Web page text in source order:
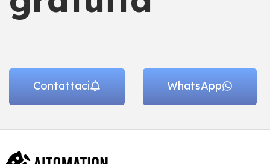
Contattaci WhatsApp